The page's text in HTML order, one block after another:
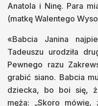
Anatola i Ninę. Para
(matkę Walentego
«Babcia Janina
Tadeuszu urodziła
Pewnego razu
grabić siano. Babcia
dziecka, bo boi się,
męża: „Skoro